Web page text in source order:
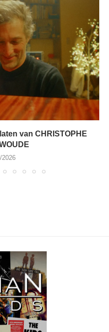
van CHRISTOPHE
2026